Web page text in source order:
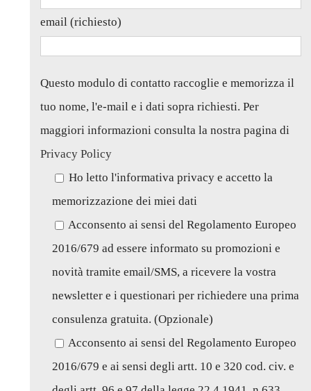
email (richiesto)
Questo modulo di contatto raccoglie e memorizza il
tuo nome, l'e-mail e i dati sopra richiesti. Per
maggiori informazioni consulta la nostra pagina di
Privacy Policy
Ho letto l'informativa privacy e accetto la
memorizzazione dei miei dati
Acconsento ai sensi del Regolamento Europeo
2016/679 ad essere informato su promozioni e
novità tramite email/SMS, a ricevere la vostra
newsletter e i questionari per richiedere una prima
consulenza gratuita. (Opzionale)
Acconsento ai sensi del Regolamento Europeo
2016/679 e ai sensi degli artt. 10 e 320 cod. civ. e